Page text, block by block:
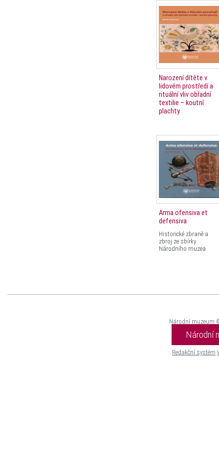
Narození dítěte v
lidovém prostředí a
rituální vliv obřadní
textilie – koutní
plachty
Arma ofensiva et
defensiva
Historické zbraně a
zbroj ze sbírky
Národního muzea
Národní muzeum
Národní
Redakční systém